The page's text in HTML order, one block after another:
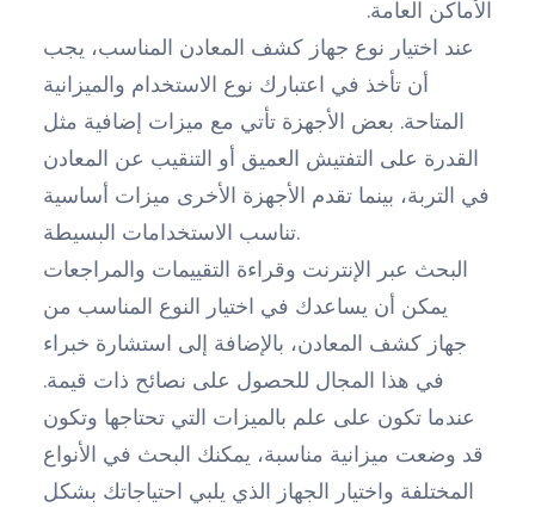
الأماكن العامة.
عند اختيار نوع جهاز كشف المعادن المناسب، يجب
أن تأخذ في اعتبارك نوع الاستخدام والميزانية
المتاحة. بعض الأجهزة تأتي مع ميزات إضافية مثل
القدرة على التفتيش العميق أو التنقيب عن المعادن
في التربة، بينما تقدم الأجهزة الأخرى ميزات أساسية
تناسب الاستخدامات البسيطة.
البحث عبر الإنترنت وقراءة التقييمات والمراجعات
يمكن أن يساعدك في اختيار النوع المناسب من
جهاز كشف المعادن، بالإضافة إلى استشارة خبراء
في هذا المجال للحصول على نصائح ذات قيمة.
عندما تكون على علم بالميزات التي تحتاجها وتكون
قد وضعت ميزانية مناسبة، يمكنك البحث في الأنواع
المختلفة واختيار الجهاز الذي يلبي احتياجاتك بشكل